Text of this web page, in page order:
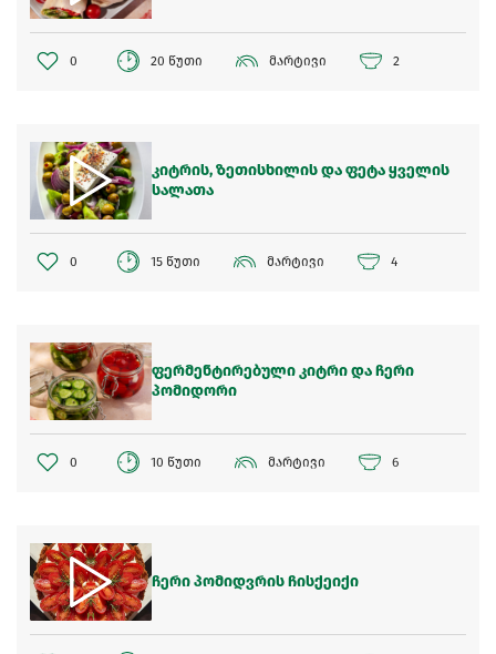
0 20 წუთი მარტივი 2
კიტრის, ზეთისხილის და ფეტა ყველის
სალათა
0 15 წუთი მარტივი 4
ფერმენტირებული კიტრი და ჩერი
პომიდორი
0 10 წუთი მარტივი 6
ჩერი პომიდვრის ჩისქეიქი